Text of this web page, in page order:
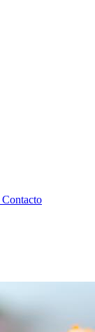
(actual)
Contacto